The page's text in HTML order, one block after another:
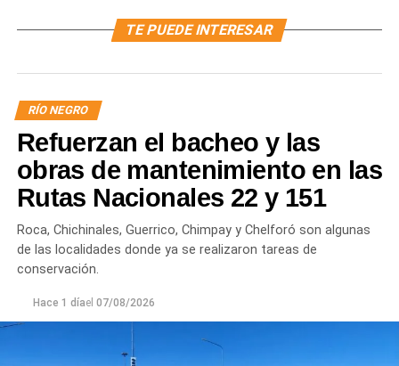
TE PUEDE INTERESAR
RÍO NEGRO
Refuerzan el bacheo y las
obras de mantenimiento en las
Rutas Nacionales 22 y 151
Roca, Chichinales, Guerrico, Chimpay y Chelforó son algunas
de las localidades donde ya se realizaron tareas de
conservación.
Hace 1 díael 07/08/2026